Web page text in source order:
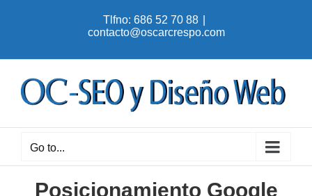
Tlfno: 686 52 70 88
contacto@oscarcrespo.com
Go to...
Posicionamiento Google